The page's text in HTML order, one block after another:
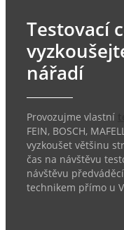
Testovací
nářadí
Provozujme vlastní
FEIN, BOSCH,
vyzkoušet většinu
čas na návštěvu
návštěvu
technikem přímo u